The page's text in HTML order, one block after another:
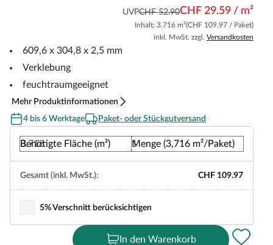
UVPCHF 52.90CHF 29.59 / m²
Inhalt: 3.716 m²(CHF 109.97 / Paket)
inkl. MwSt. zzgl. Versandkosten
609,6 x 304,8 x 2,5 mm
Verklebung
feuchtraumgeeignet
Mehr Produktinformationen
4 bis 6 Werktage
Paket- oder Stückgutversand
Benötigte Fläche (m²) Menge (3,716 m²/Paket)
Gesamt (inkl. MwSt.): CHF 109.97
5% Verschnitt berücksichtigen
In den Warenkorb